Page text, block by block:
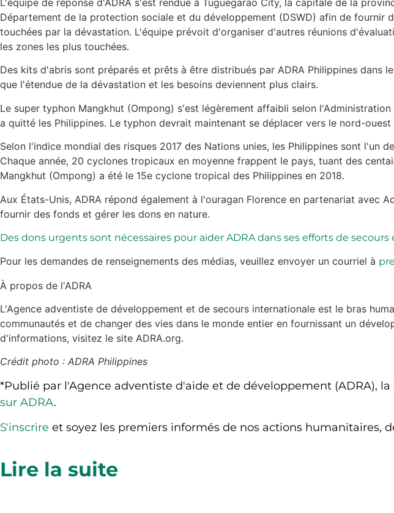
Département de la protection sociale et du développement (DSWD) afin de fournir
touchées par la dévastation. L'équipe prévoit d'organiser d'autres réunions
les zones les plus touchées.
Des kits d'abris sont préparés et prêts à être distribués par ADRA Philippines
que l'étendue de la dévastation et les besoins deviennent plus clairs.
Le super typhon Mangkhut (Ompong) s'est légèrement affaibli selon
a quitté les Philippines. Le typhon devrait maintenant se déplacer vers le nord-
Selon l'indice mondial des risques 2017 des Nations unies, les Philippines sont l'un
Chaque année, 20 cyclones tropicaux en moyenne frappent le pays, tuant des
Mangkhut (Ompong) a été le 15e cyclone tropical des Philippines en 2018.
Aux États-Unis, ADRA répond également à l'ouragan Florence en partenariat avec
fournir des fonds et gérer les dons en nature.
Des dons urgents sont nécessaires pour aider ADRA dans ses efforts de secours
Pour les demandes de renseignements des médias, veuillez envoyer un courriel à
À propos de l'ADRA
L'Agence adventiste de développement et de secours internationale est le bras
communautés et de changer des vies dans le monde entier en fournissant un
d'informations, visitez le site ADRA.org.
Crédit photo : ADRA Philippines
*Publié par l'Agence adventiste d'aide et de développement (ADRA),
sur ADRA.
S'inscrire et soyez les premiers informés de nos actions humanitaires,
Lire la suite